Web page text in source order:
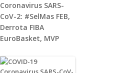
Coronavirus SARS-
CoV-2: #SelMas FEB,
Derrota FIBA
EuroBasket, MVP